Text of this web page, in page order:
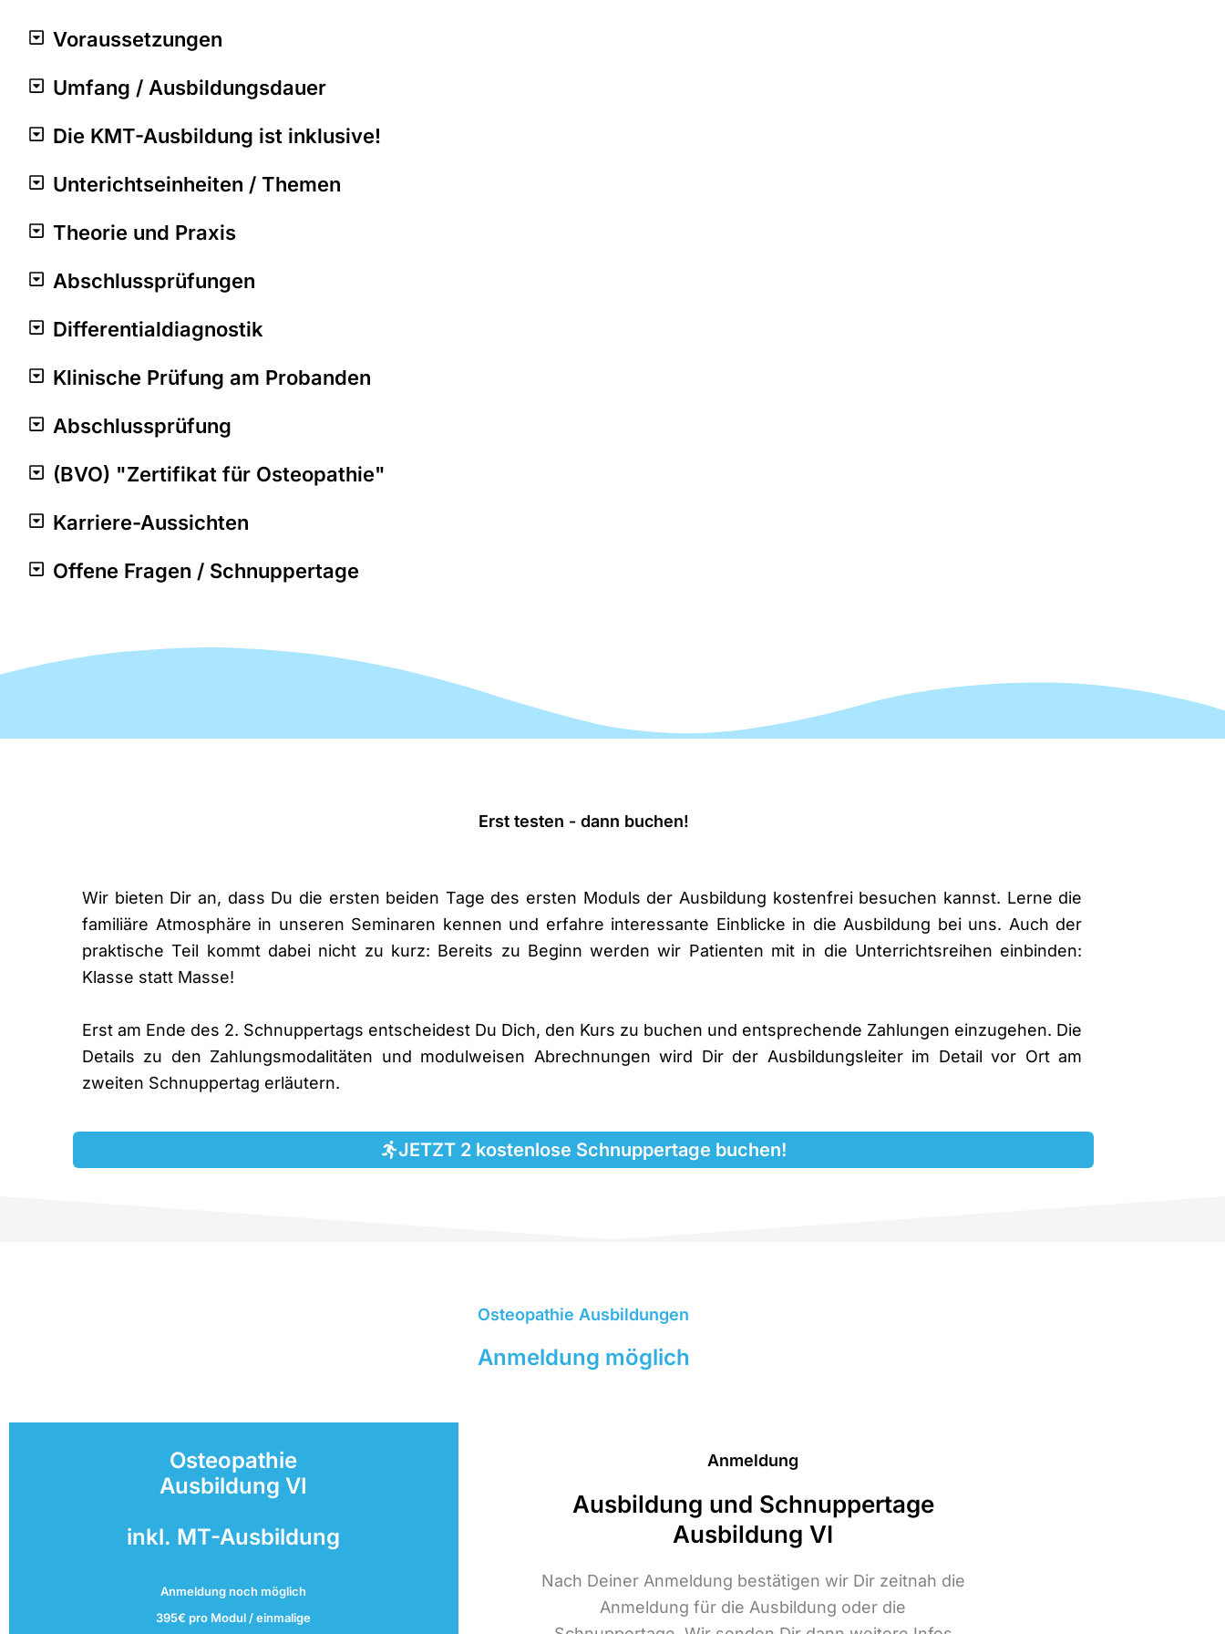
Voraussetzungen
Umfang / Ausbildungsdauer
Die KMT-Ausbildung ist inklusive!
Unterichtseinheiten / Themen
Theorie und Praxis
Abschlussprüfungen
Differentialdiagnostik
Klinische Prüfung am Probanden
Abschlussprüfung
(BVO) "Zertifikat für Osteopathie"
Karriere-Aussichten
Offene Fragen / Schnuppertage
Erst testen - dann buchen!
Wir bieten Dir an, dass Du die ersten beiden Tage des ersten Moduls der Ausbildung kostenfrei besuchen kannst. Lerne die
familiäre Atmosphäre in unseren Seminaren kennen und erfahre interessante Einblicke in die Ausbildung bei uns. Auch der
praktische Teil kommt dabei nicht zu kurz: Bereits zu Beginn werden wir Patienten mit in die Unterrichtsreihen einbinden:
Klasse statt Masse!
Erst am Ende des 2. Schnuppertags entscheidest Du Dich, den Kurs zu buchen und entsprechende Zahlungen einzugehen. Die
Details zu den Zahlungsmodalitäten und modulweisen Abrechnungen wird Dir der Ausbildungsleiter im Detail vor Ort am
zweiten Schnuppertag erläutern.
JETZT 2 kostenlose Schnuppertage buchen!
Osteopathie Ausbildungen
Anmeldung möglich
Osteopathie
Ausbildung VI
inkl. MT-Ausbildung
Anmeldung noch möglich
395€ pro Modul / einmalige
Anmeldung
Ausbildung und Schnuppertage
Ausbildung VI
Nach Deiner Anmeldung bestätigen wir Dir zeitnah die
Anmeldung für die Ausbildung oder die